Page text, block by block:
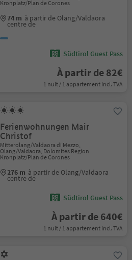
Kronplatz/Plan de Corones
74 m à partir de Olang/Valdaora
centre de
Südtirol Guest Pass
À partir de 82€
1 nuit / 1 appartement incl. TVA
Ferienwohnungen Mair
Christof
Mitterolang/Valdaora di Mezzo,
Olang/Valdaora, Dolomites Region
Kronplatz/Plan de Corones
276 m à partir de Olang/Valdaora
centre de
Südtirol Guest Pass
À partir de 640€
1 nuit / 1 appartement incl. TVA